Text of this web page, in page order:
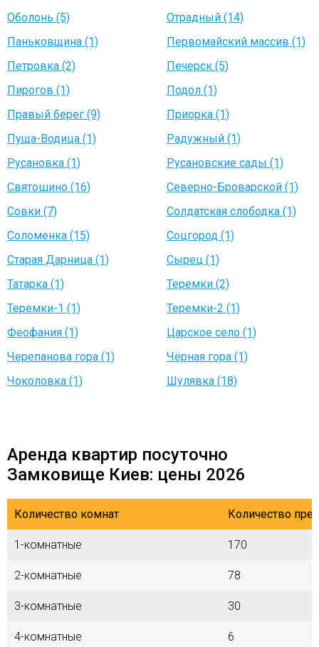
Оболонь (5)
Отрадный (14)
Паньковщина (1)
Первомайский массив (1)
Петровка (2)
Печерск (5)
Пирогов (1)
Подол (1)
Правый берег (9)
Приорка (1)
Пуща-Водица (1)
Радужный (1)
Русановка (1)
Русановские сады (1)
Святошино (16)
Северно-Броварской (1)
Совки (7)
Солдатская слободка (1)
Соломенка (15)
Соцгород (1)
Старая Дарница (1)
Сырец (1)
Татарка (1)
Теремки (2)
Теремки-1 (1)
Теремки-2 (1)
Феофания (1)
Царское село (1)
Черепанова гора (1)
Чёрная гора (1)
Чоколовка (1)
Шулявка (18)
Аренда квартир посуточно
Замковище Киев: цены 2026
Количество комнат Количество
1-комнатные 170
2-комнатные 78
3-комнатные 30
4-комнатные 6